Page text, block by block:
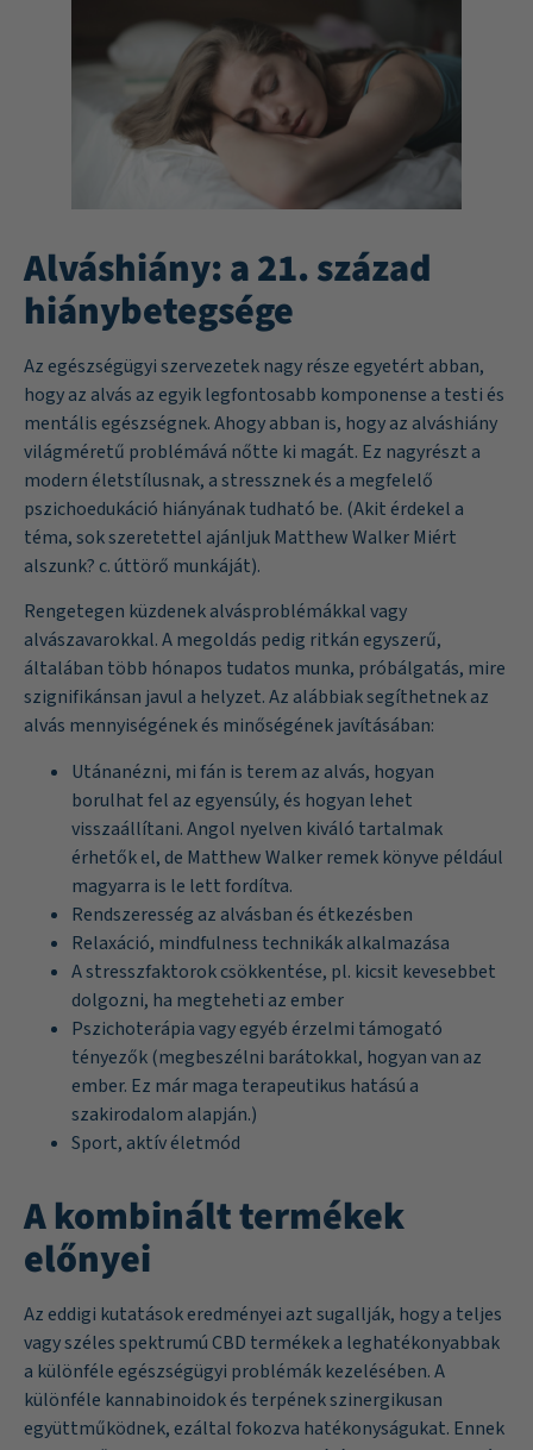
Alváshiány: a 21. század
hiánybetegsége
Az egészségügyi szervezetek nagy része egyetért abban,
hogy az alvás az egyik legfontosabb komponense a testi és
mentális egészségnek. Ahogy abban is, hogy az alváshiány
világméretű problémává nőtte ki magát. Ez nagyrészt a
modern életstílusnak, a stressznek és a megfelelő
pszichoedukáció hiányának tudható be. (Akit érdekel a
téma, sok szeretettel ajánljuk Matthew Walker Miért
alszunk? c. úttörő munkáját).
Rengetegen küzdenek alvásproblémákkal vagy
alvászavarokkal. A megoldás pedig ritkán egyszerű,
általában több hónapos tudatos munka, próbálgatás, mire
szignifikánsan javul a helyzet. Az alábbiak segíthetnek az
alvás mennyiségének és minőségének javításában:
Utánanézni, mi fán is terem az alvás, hogyan
borulhat fel az egyensúly, és hogyan lehet
visszaállítani. Angol nyelven kiváló tartalmak
érhetők el, de Matthew Walker remek könyve például
magyarra is le lett fordítva.
Rendszeresség az alvásban és étkezésben
Relaxáció, mindfulness technikák alkalmazása
A stresszfaktorok csökkentése, pl. kicsit kevesebbet
dolgozni, ha megteheti az ember
Pszichoterápia vagy egyéb érzelmi támogató
tényezők (megbeszélni barátokkal, hogyan van az
ember. Ez már maga terapeutikus hatású a
szakirodalom alapján.)
Sport, aktív életmód
A kombinált termékek
előnyei
Az eddigi kutatások eredményei azt sugallják, hogy a teljes
vagy széles spektrumú CBD termékek a leghatékonyabbak
a különféle egészségügyi problémák kezelésében. A
különféle kannabinoidok és terpének szinergikusan
együttműködnek, ezáltal fokozva hatékonyságukat. Ennek